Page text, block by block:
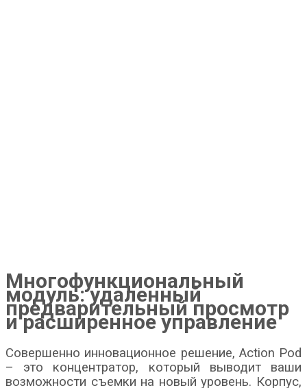
Многофункциональный
модуль: удаленный
предварительный просмотр
и расширенное управление
Совершенно инновационное решение, Action Pod
– это концентратор, который выводит ваши
возможности съемки на новый уровень. Корпус,